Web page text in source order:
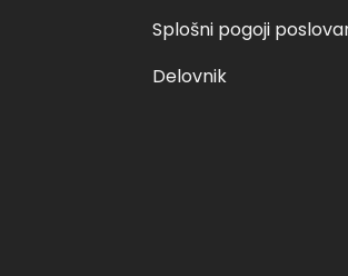
Splošni pogoji
Delovnik